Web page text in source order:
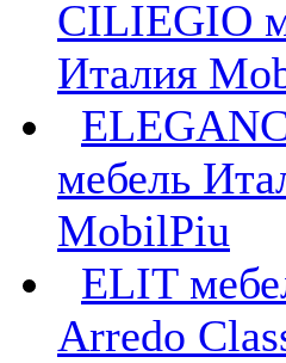
CILIEGIO
Италия
мебель
MobilPiu
ELIT
Arredo